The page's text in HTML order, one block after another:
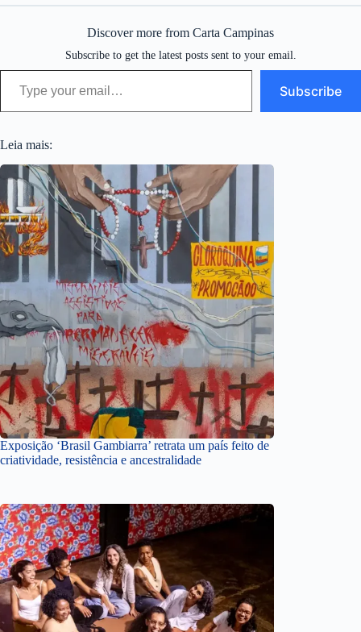
Discover more from Carta Campinas
Subscribe to get the latest posts sent to your email.
Type your email…
Subscribe
Leia mais:
Exposição ‘Brasil Gambiarra’ retrata um país feito de
criatividade, resistência e ancestralidade